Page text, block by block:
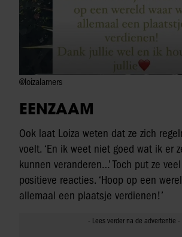
@loizalamers
EENZAAM
Ook laat Loiza weten dat ze zich
voelt. ‘En ik weet niet goed wat ik er
kunnen veranderen…’ Toch put ze
positieve reacties. ‘Hoop op een
allemaal een plaatsje verdienen!’